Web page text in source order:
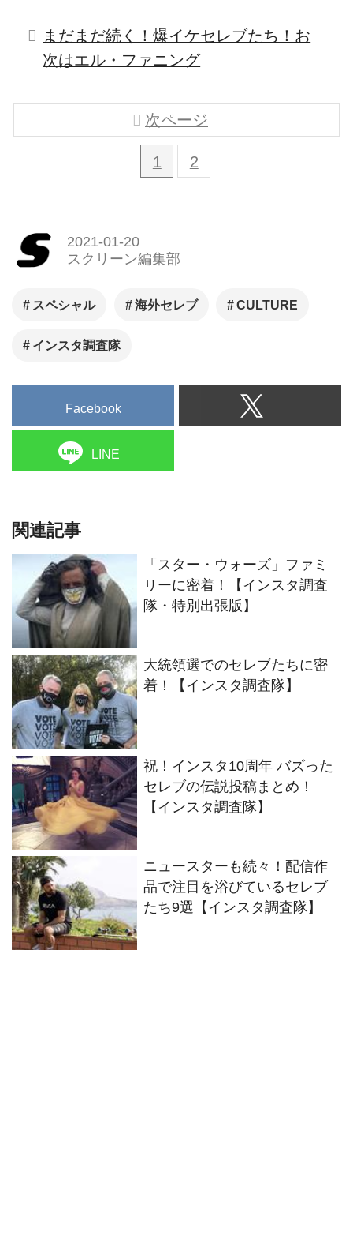
まだまだ続く！爆イケセレブたち！お
次はエル・ファニング
1 2
次ページ
2021-01-20
スクリーン編集部
スペシャル 海外セレブ CULTURE
インスタ調査隊
Facebook
LINE
関連記事
「スター・ウォーズ」ファミ
リーに密着！【インスタ調査
隊・特別出張版】
大統領選でのセレブたちに密
着！【インスタ調査隊】
祝！インスタ10周年 バズった
セレブの伝説投稿まとめ！
【インスタ調査隊】
ニュースターも続々！配信作
品で注目を浴びているセレブ
たち9選【インスタ調査隊】